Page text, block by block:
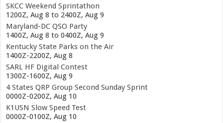
SKCC Weekend Sprintathon
1200Z, Aug 8 to 2400Z, Aug 9
Maryland-DC QSO Party
1400Z, Aug 8 to 0400Z, Aug 9
Kentucky State Parks on the Air
1400Z-2200Z, Aug 8
SARL HF Digital Contest
1300Z-1600Z, Aug 9
4 States QRP Group Second Sunday Sprint
0000Z-0200Z, Aug 10
K1USN Slow Speed Test
0000Z-0100Z, Aug 10